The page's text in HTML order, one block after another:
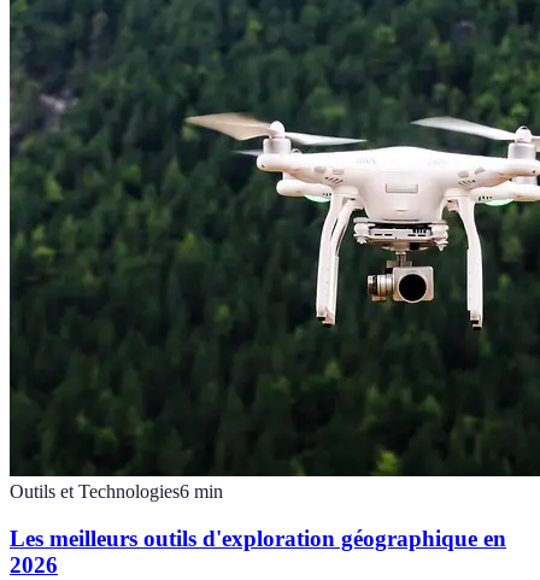
Outils et Technologies6 min
Les meilleurs outils d'exploration géographique en
2026